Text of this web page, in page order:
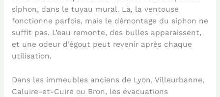
siphon, dans le tuyau mural. Là, la ventouse
fonctionne parfois, mais le démontage du siphon ne
suffit pas. L’eau remonte, des bulles apparaissent,
et une odeur d’égout peut revenir après chaque
utilisation.
Dans les immeubles anciens de Lyon, Villeurbanne,
Caluire-et-Cuire ou Bron, les évacuations